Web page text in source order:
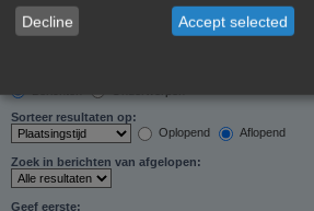
Alleen onderwerptitels
Alleen eerste bericht van onderwerp
Sorteer resultaten op:
Oplopend
Aflopend
Zoek in berichten van afgelopen:
Geef eerste:
Decline Accept selected